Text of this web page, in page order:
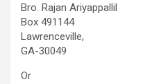
Bro. Rajan Ariyappallil
Box 491144
Lawrenceville,
GA-30049
Or